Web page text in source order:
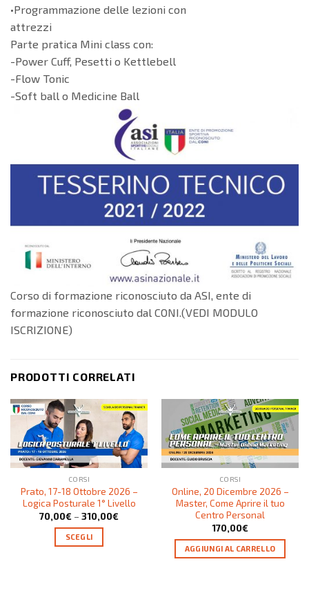
•Programmazione delle lezioni con
attrezzi
Parte pratica Mini class con:
-Power Cuff, Pesetti o Kettlebell
-Flow Tonic
-Soft ball o Medicine Ball
Corso di formazione riconosciuto da ASI, ente di
formazione riconosciuto dal CONI.(VEDI MODULO
ISCRIZIONE)
PRODOTTI CORRELATI
CORSI
Prato, 17-18 Ottobre 2026 –
Logica Posturale 1° Livello
70,00€ – 310,00€
SCEGLI
CORSI
Online, 20 Dicembre 2026 –
Master, Come Aprire il tuo
Centro Personal
170,00€
AGGIUNGI AL CARRELLO